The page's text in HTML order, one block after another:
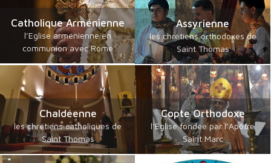
Catholique Arménienne
l’Eglise arménienne en
communion avec Rome
Assyrienne
les chrétiens orthodoxes de
Saint Thomas
Chaldéenne
les chrétiens catholiques de
Saint Thomas
Copte Orthodoxe
l’Eglise fondée par l’Apôtre
Saint Marc